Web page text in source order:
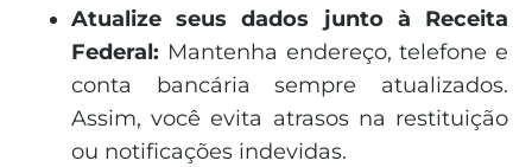
Atualize seus dados junto à Receita
Federal: Mantenha endereço, telefone e
conta bancária sempre atualizados.
Assim, você evita atrasos na restituição
ou notificações indevidas.